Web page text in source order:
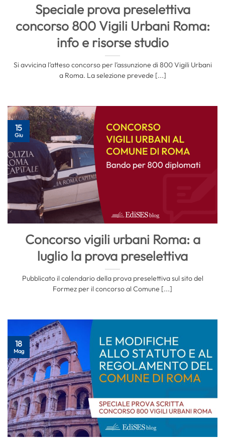
Speciale prova preselettiva
concorso 800 Vigili Urbani Roma:
info e risorse studio
Si avvicina l’atteso concorso per l’assunzione di 800 Vigili Urbani
a Roma. La selezione prevede [...]
Concorso vigili urbani Roma: a
luglio la prova preselettiva
Pubblicato il calendario della prova preselettiva sul sito del
Formez per il concorso al Comune [...]
15
Giu
18
Mag